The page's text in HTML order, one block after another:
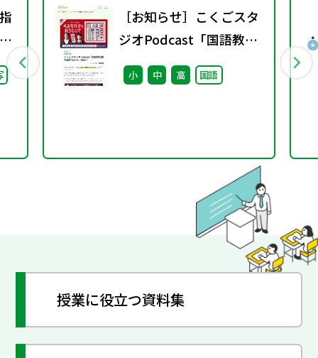
［お知らせ］こくごスタ
ジオPodcast「国語教科
書を聴きなおす」配信中
小 中 高 国語
授業に役立つ資料集